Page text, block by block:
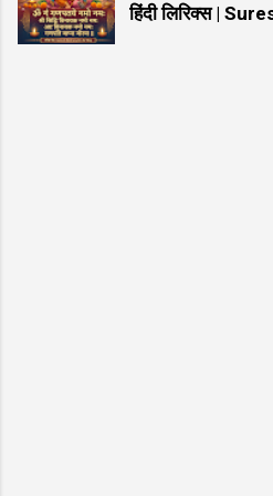
हिंदी लिरिक्स |
ManTRa Lyrics